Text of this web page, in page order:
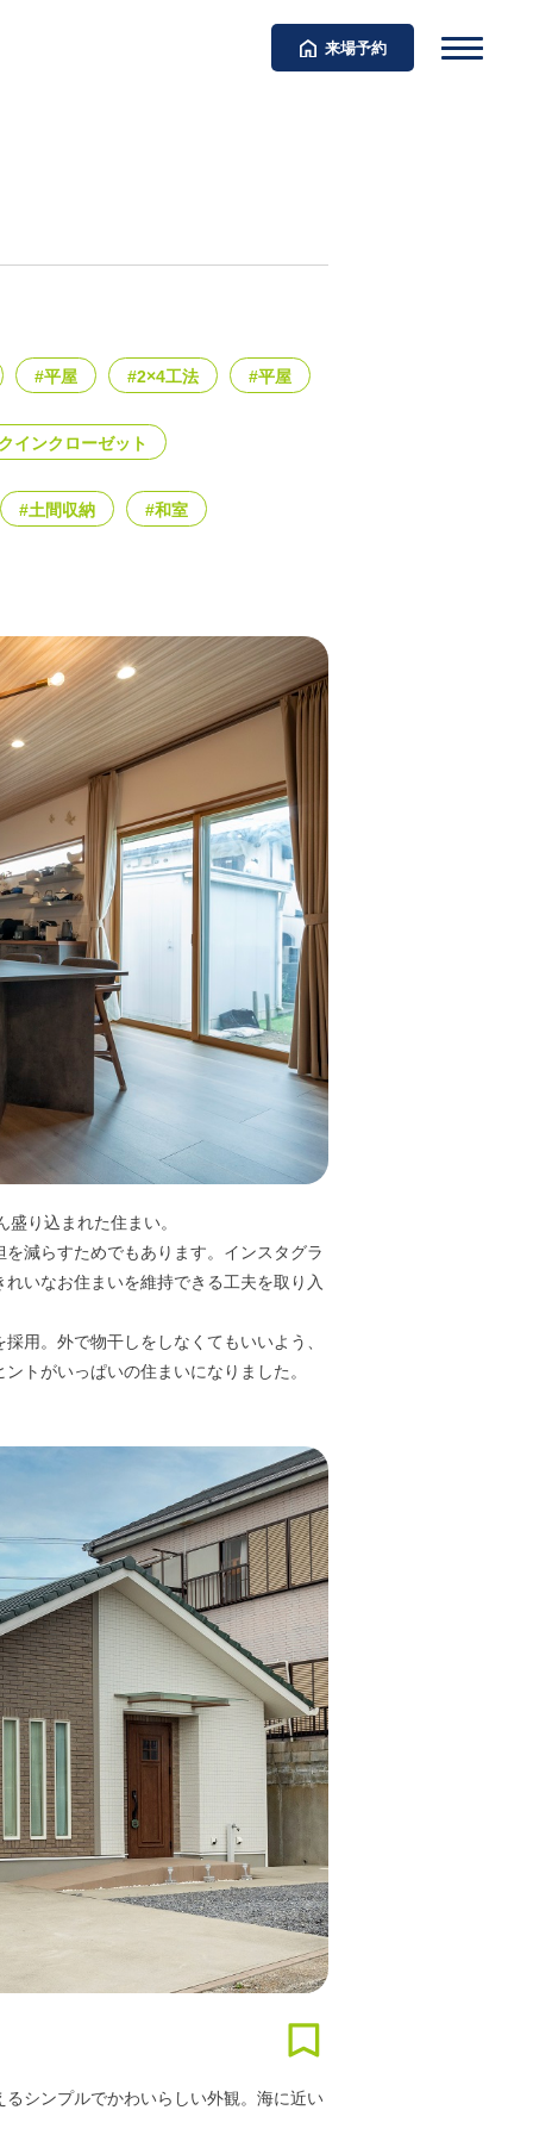
来場予約
#平屋 #2×4工法 #平屋
インクローゼット
#土間収納 #和室
り込まれた住まい。
減らすためでもあります。インスタグラ
いなお住まいを維持できる工夫を取り入
用。外で物干しをしなくてもいいよう、
トがいっぱいの住まいになりました。
シンプルでかわいらしい外観。海に近い